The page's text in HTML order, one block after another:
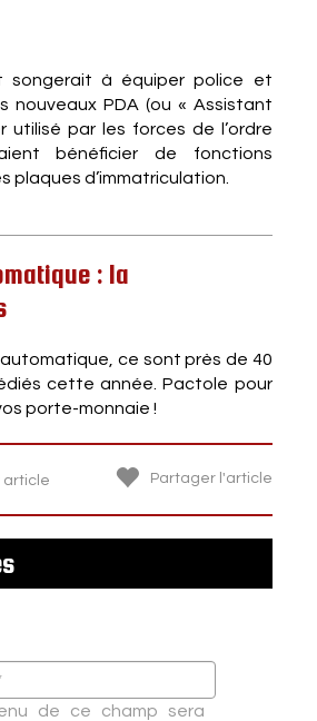
songerait à équiper police et
nouveaux PDA (ou « Assistant
utilisé par les forces de l’ordre
bénéficier de fonctions
plaques d’immatriculation.
: la
ce sont près de 40
cette année. Pactole pour
porte-monnaie !
article Partager l'article
de ce champ sera